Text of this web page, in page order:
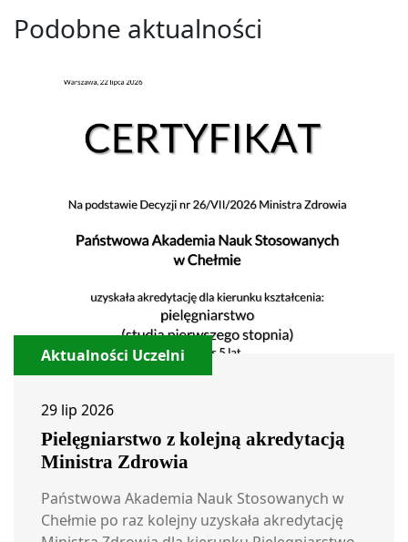
Podobne aktualności
Aktualności Uczelni
29 lip 2026
Pielęgniarstwo z kolejną akredytacją
Ministra Zdrowia
Państwowa Akademia Nauk Stosowanych w
Chełmie po raz kolejny uzyskała akredytację